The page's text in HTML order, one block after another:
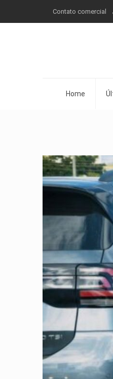
Contato comercial
Home